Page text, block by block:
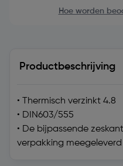
Hoe worden
Productbeschrijving
• Thermisch verzinkt 4.8
• DIN603/555
• De bijpassende
verpakking meegeleverd